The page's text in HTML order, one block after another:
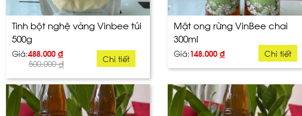
Tinh bột nghệ vàng Vinbee túi
500g
Giá:488.000 đ
500.000đ Chi tiết
Mật ong rừng VinBee chai
300ml
Giá:148.000 đ Chi tiết